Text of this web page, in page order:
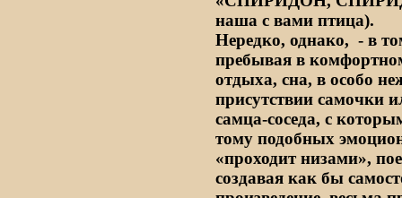
наша с вами птица).
Нередко, однако, - в
пребывая в
отдыха, сна, в особо
присутствии самочки
самца-соседа, с
тому подобных
«проходит низами»,
создавая как бы